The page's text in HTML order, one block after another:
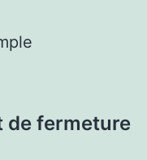
de fermeture